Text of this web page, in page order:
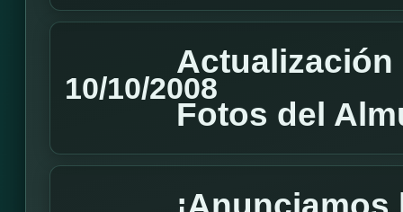
10/10/2008
Actualización
Fotos del